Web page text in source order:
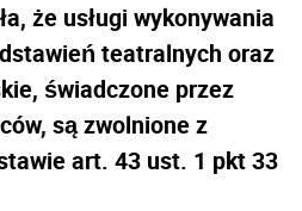
że usługi wykonywania
teatralnych oraz
świadczone przez
są zwolnione z
art. 43 ust. 1 pkt 33